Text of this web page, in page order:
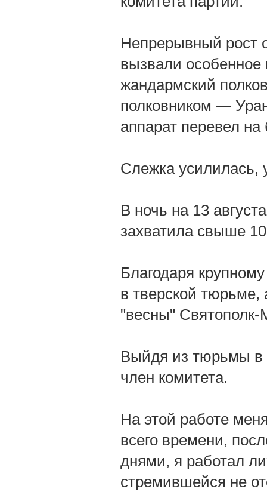
Непрерывный рост
вызвали
жандармский
полковником —
аппарат перевел
Слежка усилилась,
В ночь на 13
захватила свыше
Благодаря
в тверской тюрьме,
"весны" Святополк-
Выйдя из тюрьмы в
член комитета.
На этой работе
всего времени,
днями, я работал
стремившейся не